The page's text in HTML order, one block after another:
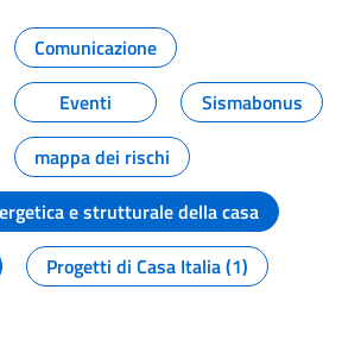
della pagina
Comunicazione
Eventi
Sismabonus
mappa dei rischi
e strutturale della casa
Progetti di Casa Italia (1)